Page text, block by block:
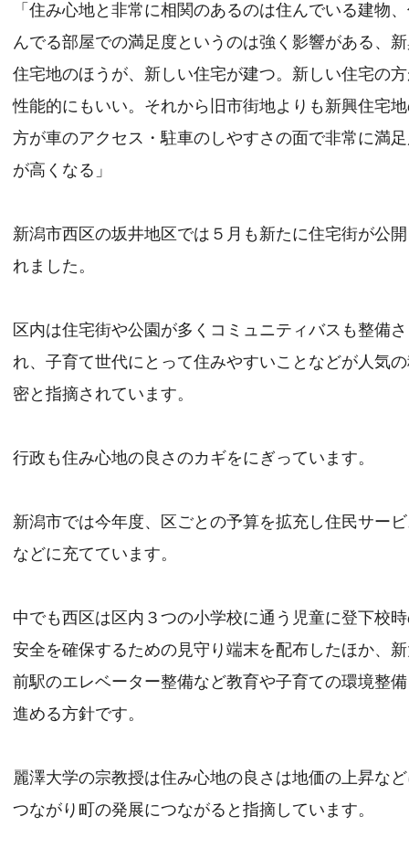
「住み心地と非常に相関のあるのは住んでいる建物
んでる部屋での満足度というのは強く影響がある、
住宅地のほうが、新しい住宅が建つ。新しい住宅の
性能的にもいい。それから旧市街地よりも新興住宅
方が車のアクセス・駐車のしやすさの面で非常に満
が高くなる」
新潟市西区の坂井地区では５月も新たに住宅街が公
れました。
区内は住宅街や公園が多くコミュニティバスも整備さ
れ、子育て世代にとって住みやすいことなどが人気
密と指摘されています。
行政も住み心地の良さのカギをにぎっています。
新潟市では今年度、区ごとの予算を拡充し住民サー
などに充てています。
中でも西区は区内３つの小学校に通う児童に登下校
安全を確保するための見守り端末を配布したほか、
前駅のエレベーター整備など教育や子育ての環境整
進める方針です。
麗澤大学の宗教授は住み心地の良さは地価の上昇な
つながり町の発展につながると指摘しています。